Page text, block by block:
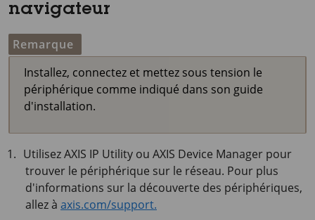
navigateur
Remarque
Installez, connectez et mettez sous tension le
périphérique comme indiqué dans son guide
d'installation.
Utilisez AXIS IP Utility ou AXIS Device Manager pour
trouver le périphérique sur le réseau. Pour plus
d'informations sur la découverte des périphériques,
allez à axis.com/support.